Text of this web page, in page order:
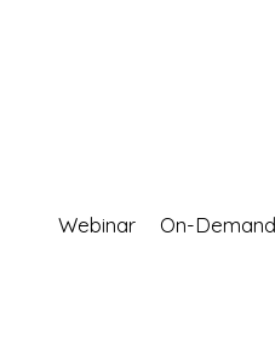
Webinar On-Demand